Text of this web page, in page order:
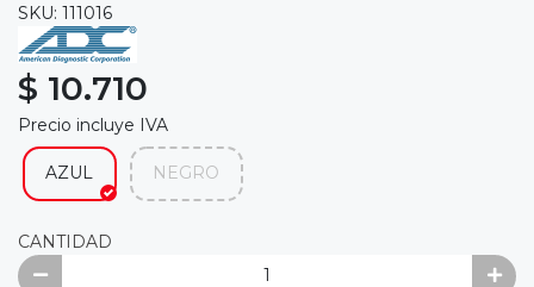
SKU: 111016
$ 10.710
Precio incluye IVA
AZUL NEGRO
CANTIDAD